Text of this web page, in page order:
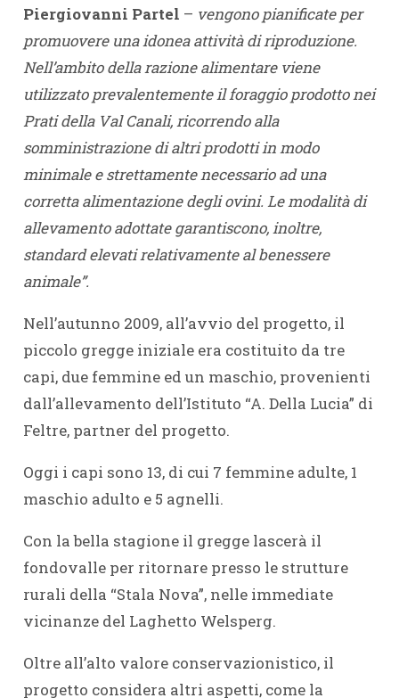
Piergiovanni Partel – vengono pianificate per
promuovere una idonea attività di riproduzione.
Nell’ambito della razione alimentare viene
utilizzato prevalentemente il foraggio prodotto nei
Prati della Val Canali, ricorrendo alla
somministrazione di altri prodotti in modo
minimale e strettamente necessario ad una
corretta alimentazione degli ovini. Le modalità di
allevamento adottate garantiscono, inoltre,
standard elevati relativamente al benessere
animale”.
Nell’autunno 2009, all’avvio del progetto, il
piccolo gregge iniziale era costituito da tre
capi, due femmine ed un maschio, provenienti
dall’allevamento dell’Istituto “A. Della Lucia” di
Feltre, partner del progetto.
Oggi i capi sono 13, di cui 7 femmine adulte, 1
maschio adulto e 5 agnelli.
Con la bella stagione il gregge lascerà il
fondovalle per ritornare presso le strutture
rurali della “Stala Nova”, nelle immediate
vicinanze del Laghetto Welsperg.
Oltre all’alto valore conservazionistico, il
progetto considera altri aspetti, come la